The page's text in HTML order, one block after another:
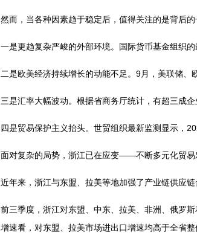
然而，当各种因素趋于稳定后，值得关注的是背后的
一是更趋复杂严峻的外部环境。国际货币基金组织
二是欧美经济持续增长的动能不足。9月，美联储、
三是汇率大幅波动。根据省商务厅统计，有超三成
四是贸易保护主义抬头。世贸组织最新监测显示，
面对复杂的局势，浙江已在应变——不断多元化贸易
近年来，浙江与东盟、拉美等地加强了产业链供应
前三季度，浙江对东盟、中东、拉美、非洲、俄罗
增速看，对东盟、拉美市场进出口增速均高于全省整